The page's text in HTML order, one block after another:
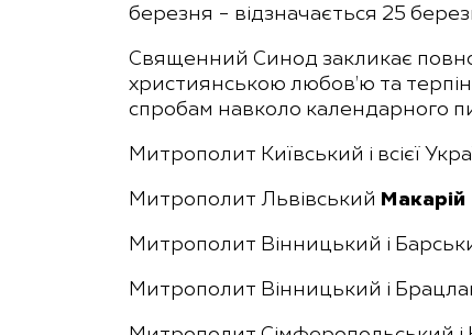
березня – відзначається 25
Священний Синод закликає
християнською любов’ю та
спробам навколо календарного
Митрополит Київський і всієї
Митрополит Львівський Макарій
Митрополит Вінницький і
Митрополит Вінницький і